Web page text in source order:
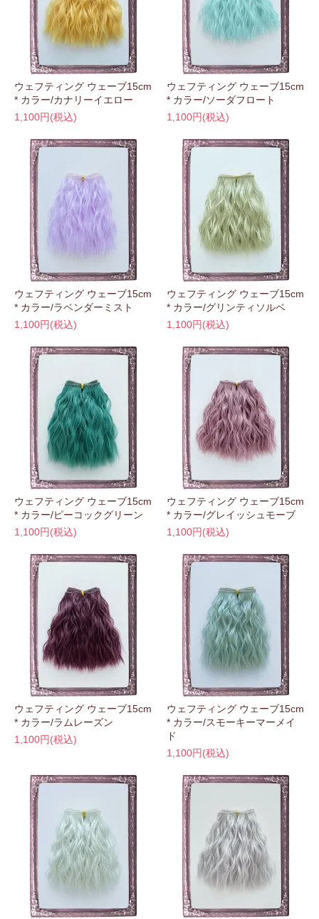
ウェフティング ウェーブ15cm
* カラー/カナリーイエロー
1,100円(税込)
ウェフティング ウェーブ15cm
* カラー/ソーダフロート
1,100円(税込)
ウェフティング ウェーブ15cm
* カラー/ラベンダーミスト
1,100円(税込)
ウェフティング ウェーブ15cm
* カラー/グリンティソルベ
1,100円(税込)
ウェフティング ウェーブ15cm
* カラー/ピーコックグリーン
1,100円(税込)
ウェフティング ウェーブ15cm
* カラー/グレイッシュモーブ
1,100円(税込)
ウェフティング ウェーブ15cm
* カラー/ラムレーズン
1,100円(税込)
ウェフティング ウェーブ15cm
* カラー/スモーキーマーメイ
ド
1,100円(税込)